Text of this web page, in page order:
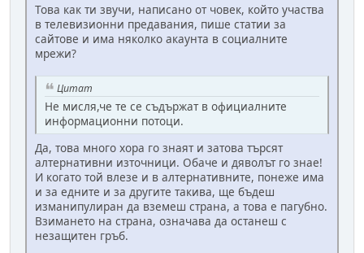
Това как ти звучи, написано от човек, който участва
в телевизионни предавания, пише статии за
сайтове и има няколко акаунта в социалните
мрежи?
Цитат
Не мисля,че те се съдържат в официалните
информационни потоци.
Да, това много хора го знаят и затова търсят
алтернативни източници. Обаче и дяволът го знае!
И когато той влезе и в алтернативните, понеже има
и за едните и за другите такива, ще бъдеш
изманипулиран да вземеш страна, а това е пагубно.
Взимането на страна, означава да останеш с
незащитен гръб.